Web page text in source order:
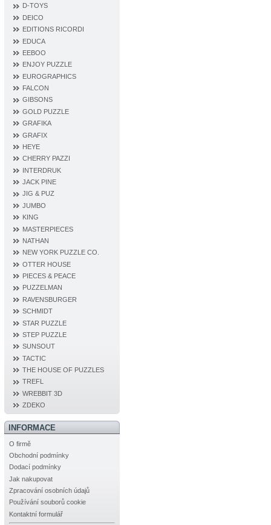
D‐TOYS
DEICO
EDITIONS RICORDI
EDUCA
EEBOO
ENJOY PUZZLE
EUROGRAPHICS
FALCON
GIBSONS
GOLD PUZZLE
GRAFIKA
GRAFIX
HEYE
CHERRY PAZZI
INTERDRUK
JACK PINE
JIG & PUZ
JUMBO
KING
MASTERPIECES
NATHAN
NEW YORK PUZZLE CO.
OTTER HOUSE
PIECES & PEACE
PUZZELMAN
RAVENSBURGER
SCHMIDT
STAR PUZZLE
STEP PUZZLE
SUNSOUT
TACTIC
THE HOUSE OF PUZZLES
TREFL
WREBBIT 3D
ZDEKO
INFORMACE
O firmě
Obchodní podmínky
Dodací podmínky
Jak nakupovat
Zpracování osobních údajů
Používání souborů cookie
Kontaktní formulář